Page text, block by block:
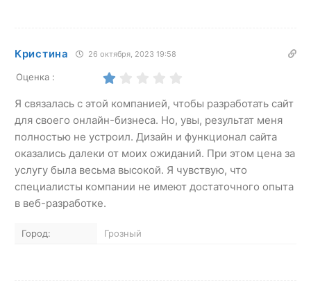
Кристина 26 октября, 2023 19:58
Оценка :
Я связалась с этой компанией, чтобы разработать сайт
для своего онлайн-бизнеса. Но, увы, результат меня
полностью не устроил. Дизайн и функционал сайта
оказались далеки от моих ожиданий. При этом цена за
услугу была весьма высокой. Я чувствую, что
специалисты компании не имеют достаточного опыта
в веб-разработке.
Город: Грозный